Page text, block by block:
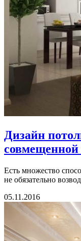
Дизайн
совмещенной
Есть множество
не обязательно
05.11.2016